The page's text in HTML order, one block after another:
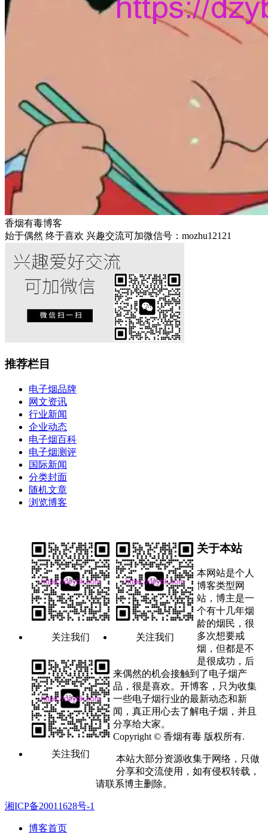
香烟有毒博客
始于偶然 终于喜欢 兴趣交流可加微信号：mozhu12121
推荐栏目
电子烟品牌
网文资讯
行业新闻
企业动态
电子烟百科
电子烟测评
国际新闻
分类封面
随机文章
浏览博客
关注我们 关注我们
关注我们
关于本站
本网站是个人
博客类型网
站，博主是一
个有十几年烟
龄的烟民，很
多次想要戒
烟，但都是不
是很成功，后
来偶然的机会接触到了电子烟产
品，很是喜欢。开博客，只为收集
一些电子烟行业的最新动态和新
闻，真正用心去了解电子烟，并且
分享给大家。
Copyright © 香烟有毒 版权所有.
本站大部分资源收集于网络，只做
分享和交流使用，如有侵权转载，
请联系博主删除。
湘ICP备20011628号-1
博客首页